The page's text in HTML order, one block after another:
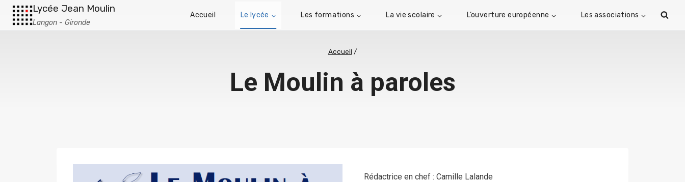
Lycée Jean Moulin
Langon - Gironde
Accueil Le lycée Les formations La vie scolaire L’ouverture européenne Les associations
Accueil /
Le Moulin à paroles
Rédactrice en chef : Camille Lalande